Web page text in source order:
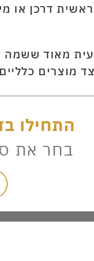
דרכן או
מאוד ששמה
מוצרים
התחילו
בחר את